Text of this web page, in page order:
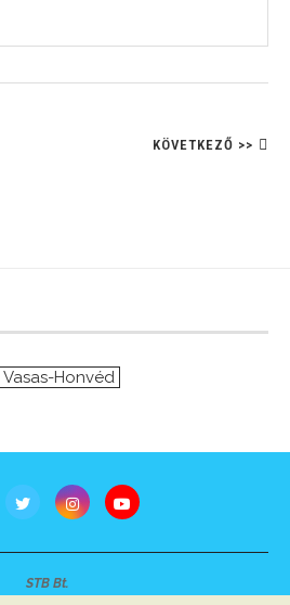
KÖVETKEZŐ >>
Vasas-Honvéd
STB Bt.